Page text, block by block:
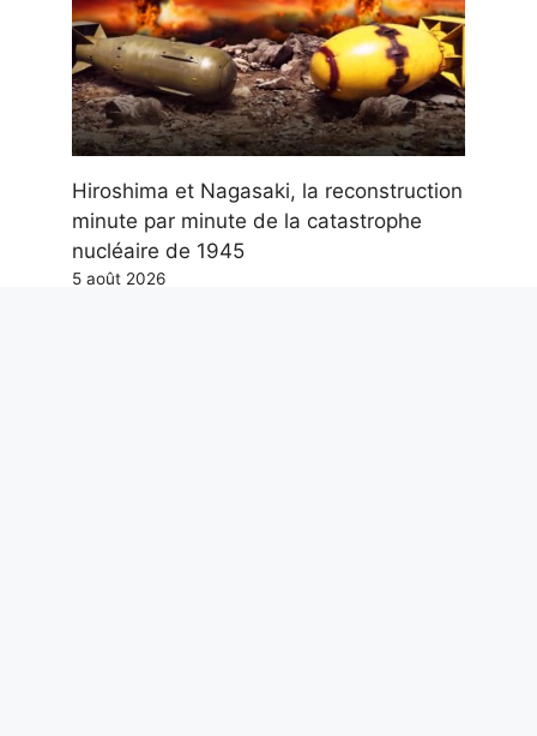
Hiroshima et Nagasaki, la reconstruction
minute par minute de la catastrophe
nucléaire de 1945
5 août 2026